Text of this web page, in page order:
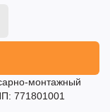
монтажный
771801001